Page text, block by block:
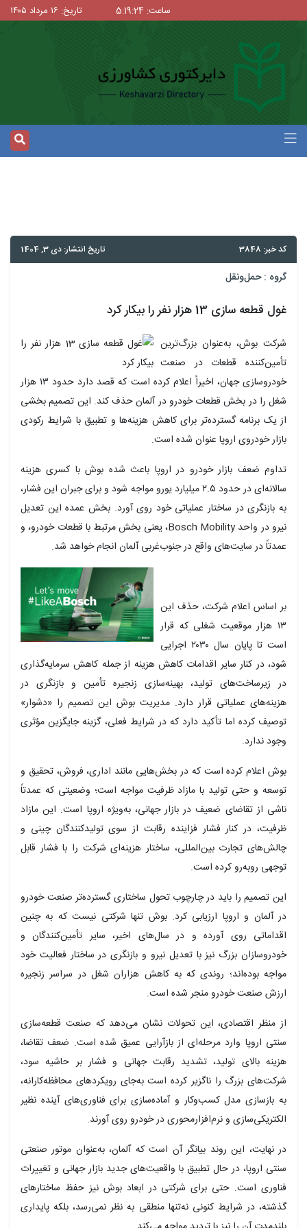
ساعت: 5:19:24 تاریخ: ۱۶ مرداد ۱۴۰۵
کد خبر: 3848 تاریخ انتشار: دی 3, 1404
گروه :حمل‌و‌نقل
غول قطعه سازی 13 هزار نفر را بیکار کرد
شرکت بوش، به‌عنوان بزرگ‌ترین
تأمین‌کننده قطعات در صنعت
خودروسازی جهان، اخیراً اعلام کرده است که قصد دارد حدود ۱۳ هزار
شغل را در بخش قطعات خودرو در آلمان حذف کند. این تصمیم بخشی
از یک برنامه گسترده‌تر برای کاهش هزینه‌ها و تطبیق با شرایط رکودی
بازار خودروی اروپا عنوان شده است.
تداوم ضعف بازار خودرو در اروپا باعث شده بوش با کسری هزینه
سالانه‌ای در حدود ۲.۵ میلیارد یورو مواجه شود و برای جبران این فشار،
به بازنگری در ساختار عملیاتی خود روی آورد. بخش عمده این تعدیل
نیرو در واحد Bosch Mobility، یعنی بخش مرتبط با قطعات خودرو، و
عمدتاً در سایت‌های واقع در جنوب‌غربی آلمان انجام خواهد شد.
بر اساس اعلام شرکت، حذف این
۱۳ هزار موقعیت شغلی که قرار
است تا پایان سال ۲۰۳۰ اجرایی
شود، در کنار سایر اقدامات کاهش هزینه از جمله کاهش سرمایه‌گذاری
در زیرساخت‌های تولید، بهینه‌سازی زنجیره تأمین و بازنگری در
هزینه‌های عملیاتی قرار دارد. مدیریت بوش این تصمیم را «دشوار»
توصیف کرده اما تأکید دارد که در شرایط فعلی، گزینه جایگزین مؤثری
وجود ندارد.
بوش اعلام کرده است که در بخش‌هایی مانند اداری، فروش، تحقیق و
توسعه و حتی تولید با مازاد ظرفیت مواجه است؛ وضعیتی که عمدتاً
ناشی از تقاضای ضعیف در بازار جهانی، به‌ویژه اروپا است. این مازاد
ظرفیت، در کنار فشار فزاینده رقابت از سوی تولیدکنندگان چینی و
چالش‌های تجارت بین‌المللی، ساختار هزینه‌ای شرکت را با فشار قابل
توجهی روبه‌رو کرده است.
این تصمیم را باید در چارچوب تحول ساختاری گسترده‌تر صنعت خودرو
در آلمان و اروپا ارزیابی کرد. بوش تنها شرکتی نیست که به چنین
اقداماتی روی آورده و در سال‌های اخیر، سایر تأمین‌کنندگان و
خودروسازان بزرگ نیز با تعدیل نیرو و بازنگری در ساختار فعالیت خود
مواجه بوده‌اند؛ روندی که به کاهش هزاران شغل در سراسر زنجیره
ارزش صنعت خودرو منجر شده است.
از منظر اقتصادی، این تحولات نشان می‌دهد که صنعت قطعه‌سازی
سنتی اروپا وارد مرحله‌ای از بازآرایی عمیق شده است. ضعف تقاضا،
هزینه بالای تولید، تشدید رقابت جهانی و فشار بر حاشیه سود،
شرکت‌های بزرگ را ناگزیر کرده است به‌جای رویکردهای محافظه‌کارانه،
به بازسازی مدل کسب‌وکار و آماده‌سازی برای فناوری‌های آینده نظیر
الکتریکی‌سازی و نرم‌افزارمحوری در خودرو روی آورند.
در نهایت، این روند بیانگر آن است که آلمان، به‌عنوان موتور صنعتی
سنتی اروپا، در حال تطبیق با واقعیت‌های جدید بازار جهانی و تغییرات
فناوری است. حتی برای شرکتی در ابعاد بوش نیز حفظ ساختارهای
گذشته، در شرایط کنونی نه‌تنها منطقی به نظر نمی‌رسد، بلکه پایداری